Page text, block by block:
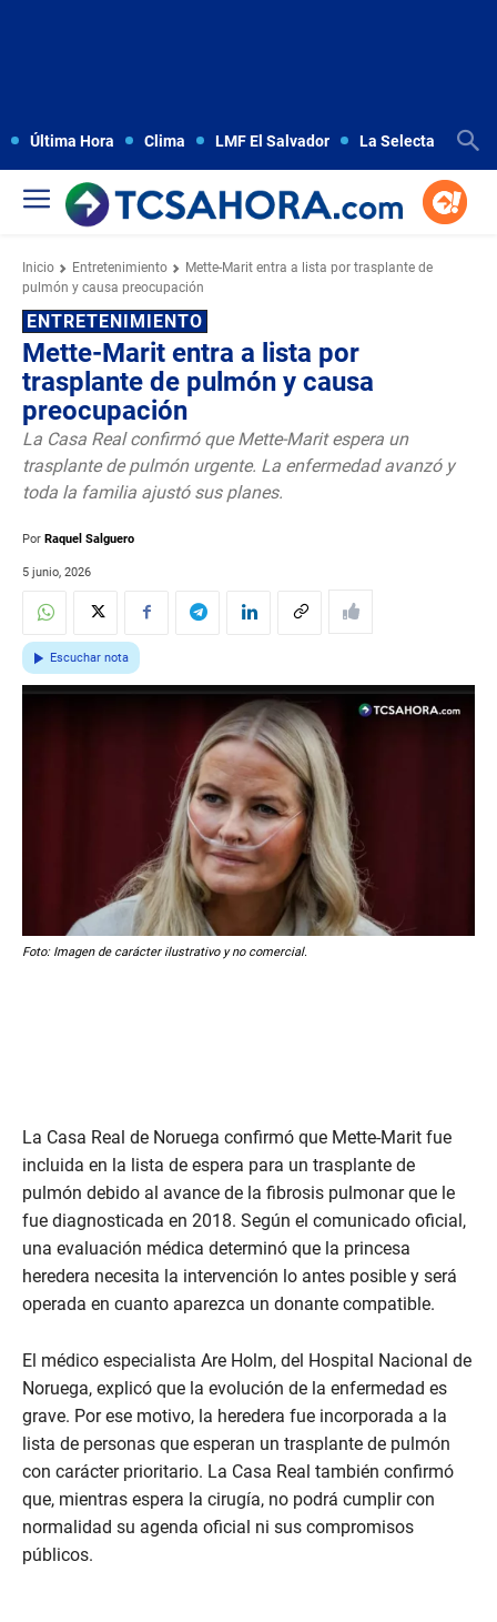
Última Hora Clima LMF El Salvador La Selecta
Inicio Entretenimiento
Mette-Marit entra a lista por trasplante de
pulmón y causa preocupación
ENTRETENIMIENTO
Mette-Marit entra a lista por
trasplante de pulmón y causa
preocupación
La Casa Real confirmó que Mette-Marit espera un
trasplante de pulmón urgente. La enfermedad avanzó y
toda la familia ajustó sus planes.
Por Raquel Salguero
5 junio, 2026
Escuchar nota
Foto: Imagen de carácter ilustrativo y no comercial.
La Casa Real de Noruega confirmó que Mette-Marit fue
incluida en la lista de espera para un trasplante de
pulmón debido al avance de la fibrosis pulmonar que le
fue diagnosticada en 2018. Según el comunicado oficial,
una evaluación médica determinó que la princesa
heredera necesita la intervención lo antes posible y será
operada en cuanto aparezca un donante compatible.
El médico especialista Are Holm, del Hospital Nacional de
Noruega, explicó que la evolución de la enfermedad es
grave. Por ese motivo, la heredera fue incorporada a la
lista de personas que esperan un trasplante de pulmón
con carácter prioritario. La Casa Real también confirmó
que, mientras espera la cirugía, no podrá cumplir con
normalidad su agenda oficial ni sus compromisos
públicos.